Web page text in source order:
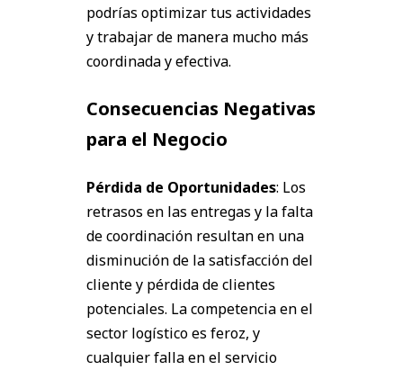
podrías optimizar tus actividades
y trabajar de manera mucho más
coordinada y efectiva.
Consecuencias Negativas
para el Negocio
Pérdida de Oportunidades: Los
retrasos en las entregas y la falta
de coordinación resultan en una
disminución de la satisfacción del
cliente y pérdida de clientes
potenciales. La competencia en el
sector logístico es feroz, y
cualquier falla en el servicio